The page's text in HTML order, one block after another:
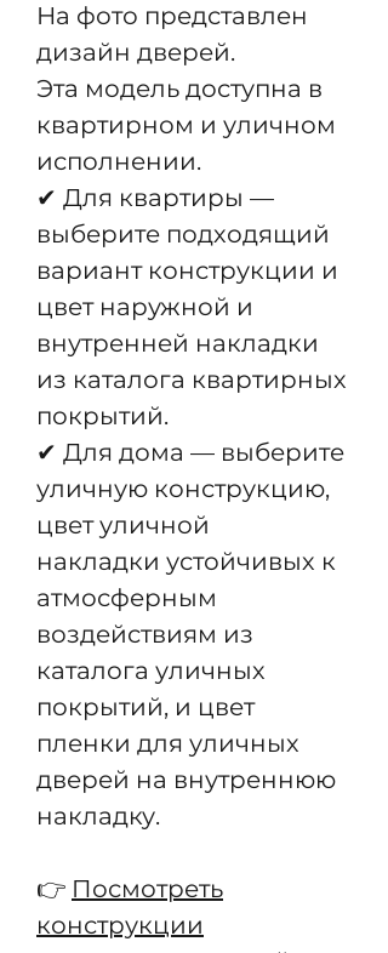
На фото представлен
дизайн дверей.
Эта модель доступна в
квартирном и уличном
исполнении.
✔ Для квартиры —
выберите подходящий
вариант конструкции и
цвет наружной и
внутренней накладки
из каталога квартирных
покрытий.
✔ Для дома — выберите
уличную конструкцию,
цвет уличной
накладки устойчивых к
атмосферным
воздействиям из
каталога уличных
покрытий, и цвет
пленки для уличных
дверей на внутреннюю
накладку.
👉 Посмотреть
конструкции